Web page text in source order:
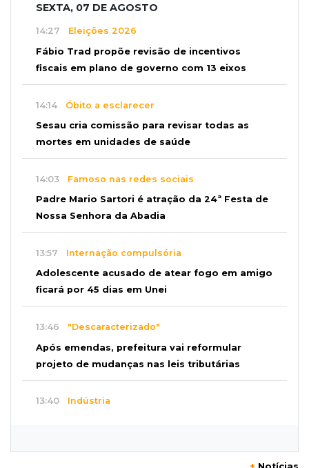
SEXTA, 07 DE AGOSTO
14:27 Eleições 2026
Fábio Trad propõe revisão de incentivos
fiscais em plano de governo com 13 eixos
14:14 Óbito a esclarecer
Sesau cria comissão para revisar todas as
mortes em unidades de saúde
14:03 Famoso nas redes sociais
Padre Mario Sartori é atração da 24ª Festa de
Nossa Senhora da Abadia
13:57 Internação compulsória
Adolescente acusado de atear fogo em amigo
ficará por 45 dias em Unei
13:46 "Descaracterizado"
Após emendas, prefeitura vai reformular
projeto de mudanças nas leis tributárias
13:40 Indústria